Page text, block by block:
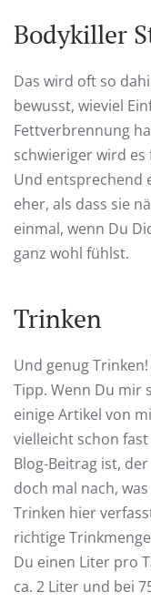
Bodykiller
Das wird oft so
bewusst, wieviel
Fettverbrennung
schwieriger wird
Und entsprechend
eher, als dass sie
einmal, wenn Du
ganz wohl fühlst.
Trinken
Und genug
Tipp. Wenn Du mir
einige Artikel von
vielleicht schon
Blog-Beitrag ist,
doch mal nach,
Trinken hier
richtige
Du einen Liter pro
ca. 2 Liter und bei